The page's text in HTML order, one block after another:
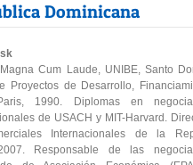
Dominicana
Cum Laude, UNIBE, Santo
Proyectos de Desarrollo,
1990. Diplomas en
de USACH y MIT-Harvard.
Internacionales de la
Responsable de las